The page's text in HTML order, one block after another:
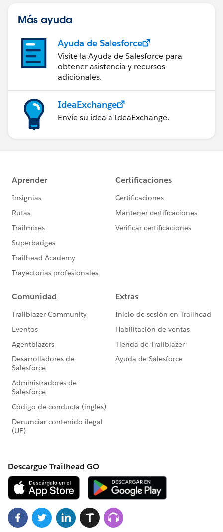
Más ayuda
Ayuda de Salesforce
Visite la Ayuda de Salesforce para
obtener asistencia y recursos
adicionales.
IdeaExchange
Envíe su idea a IdeaExchange.